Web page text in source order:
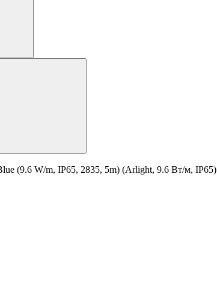
(9.6 W/m, IP65, 2835, 5m) (Arlight, 9.6 Вт/м, IP65)